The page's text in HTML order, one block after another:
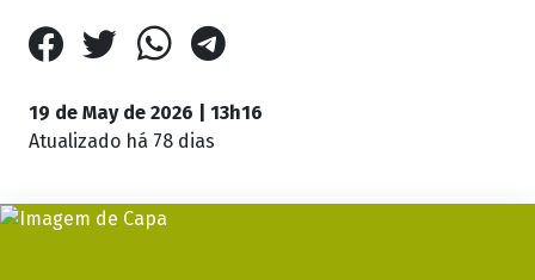
19 de May de 2026 | 13h16
Atualizado há 78 dias